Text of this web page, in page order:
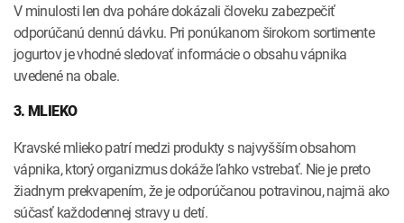
V minulosti len dva poháre dokázali človeku zabezpečiť
odporúčanú dennú dávku. Pri ponúkanom širokom sortimente
jogurtov je vhodné sledovať informácie o obsahu vápnika
uvedené na obale.
3. MLIEKO
Kravské mlieko patrí medzi produkty s najvyšším obsahom
vápnika, ktorý organizmus dokáže ľahko vstrebať. Nie je preto
žiadnym prekvapením, že je odporúčanou potravinou, najmä ako
súčasť každodennej stravy u detí.